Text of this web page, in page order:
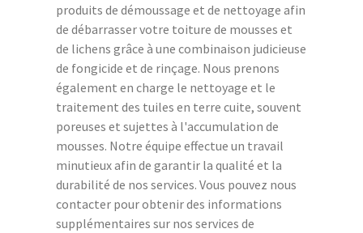
produits de démoussage et de nettoyage afin
de débarrasser votre toiture de mousses et
de lichens grâce à une combinaison judicieuse
de fongicide et de rinçage. Nous prenons
également en charge le nettoyage et le
traitement des tuiles en terre cuite, souvent
poreuses et sujettes à l'accumulation de
mousses. Notre équipe effectue un travail
minutieux afin de garantir la qualité et la
durabilité de nos services. Vous pouvez nous
contacter pour obtenir des informations
supplémentaires sur nos services de